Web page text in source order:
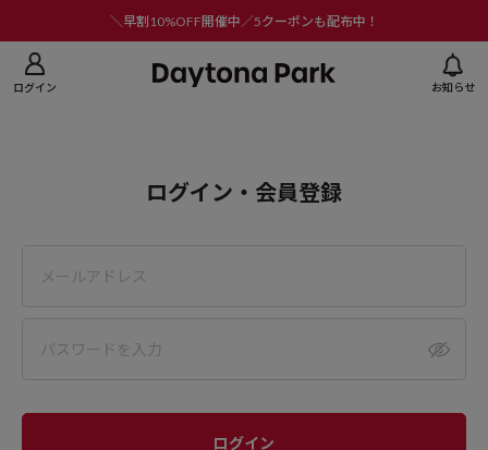
＼早割10%OFF開催中／5クーポンも配布中！
ログイン お知らせ
ログイン・会員登録